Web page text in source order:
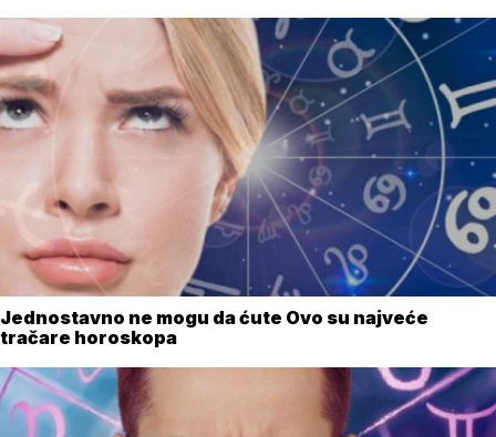
Jednostavno ne mogu da ćute Ovo su najveće
tračare horoskopa